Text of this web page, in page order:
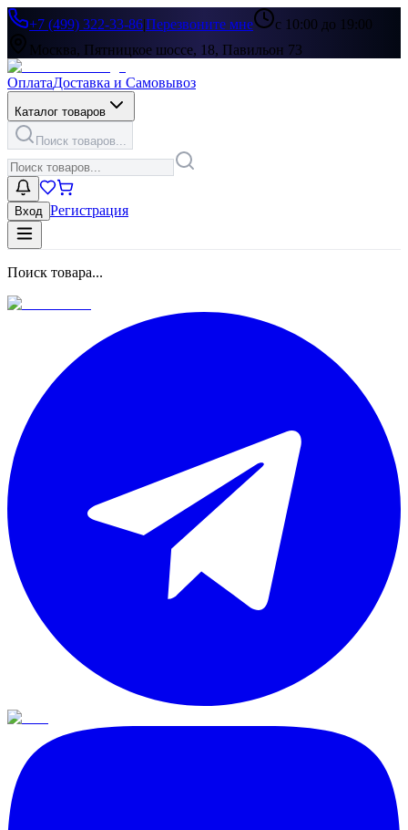
+7 (499) 322-33-86|Перезвоните мне
с 10:00 до 19:00
Москва, Пятницкое шоссе, 18, Павильон 73
ОплатаДоставка и Самовывоз
Каталог товаров
Поиск товаров...
Вход Регистрация
Поиск товара...